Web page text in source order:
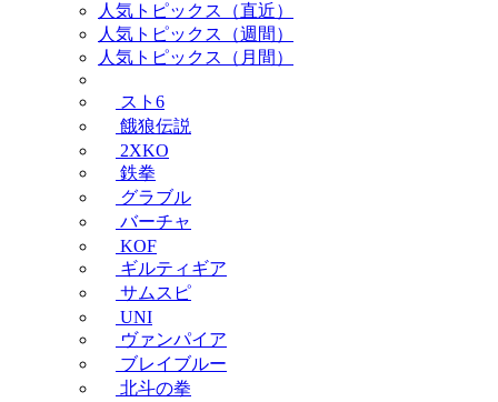
人気トピックス（直近）
人気トピックス（週間）
人気トピックス（月間）
スト6
餓狼伝説
2XKO
鉄拳
グラブル
バーチャ
KOF
ギルティギア
サムスピ
UNI
ヴァンパイア
ブレイブルー
北斗の拳